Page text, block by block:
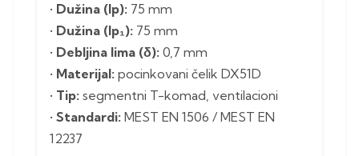
• Dužina (lp): 75 mm
• Dužina (lp₁): 75 mm
• Debljina lima (δ): 0,7 mm
• Materijal: pocinkovani čelik DX51D
• Tip: segmentni T-komad, ventilacioni
• Standardi: MEST EN 1506 / MEST EN
12237